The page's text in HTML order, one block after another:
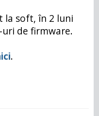
la soft, în 2 luni
de firmware.
.